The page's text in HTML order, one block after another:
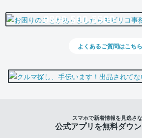
0800-500-5500
よくあるご質問はこちら
スマホで新着情報を見逃さ
公式アプリを無料ダウ